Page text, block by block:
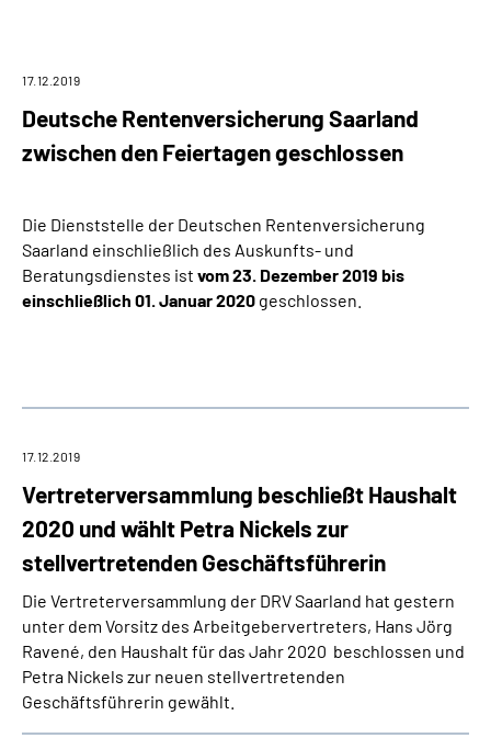
Inhalte in Gebärdensprache (DGS)
Mein Kundenportal
Deutsche Rentenversicherung Saarland
zwischen den Feiertagen geschlossen
17.12.2019
Die Dienststelle der Deutschen Rentenversicherung
Saarland einschließlich des Auskunfts- und
Beratungsdienstes ist vom 23. Dezember 2019 bis
einschließlich 01. Januar 2020 geschlossen.
Vertreterversammlung beschließt Haushalt
2020 und wählt Petra Nickels zur
stellvertretenden Geschäftsführerin
17.12.2019
Die Vertreterversammlung der DRV Saarland hat gestern
unter dem Vorsitz des Arbeitgebervertreters, Hans Jörg
Ravené, den Haushalt für das Jahr 2020 beschlossen und
Petra Nickels zur neuen stellvertretenden
Geschäftsführerin gewählt.